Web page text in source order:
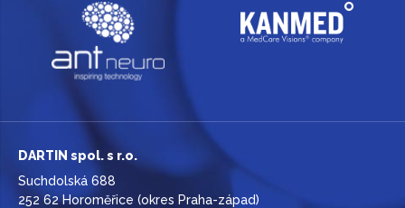
DARTIN spol. s r.o.
Suchdolská 688
252 62 Horoměřice (okres Praha-západ)